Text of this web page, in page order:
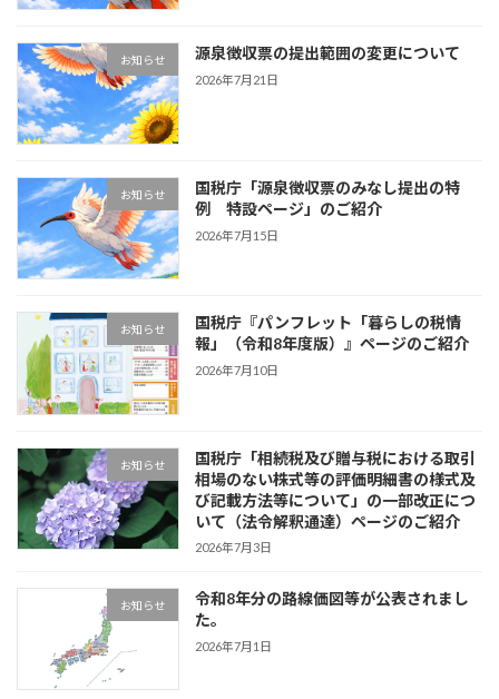
お知らせ 源泉徴収票の提出範囲の変更について
2026年7月21日
お知らせ
国税庁「源泉徴収票のみなし提出の特
例 特設ページ」のご紹介
2026年7月15日
お知らせ
国税庁『パンフレット「暮らしの税情
報」（令和8年度版）』ページのご紹介
2026年7月10日
お知らせ
国税庁「相続税及び贈与税における取引
相場のない株式等の評価明細書の様式及
び記載方法等について」の一部改正につ
いて（法令解釈通達）ページのご紹介
2026年7月3日
お知らせ
令和8年分の路線価図等が公表されまし
た。
2026年7月1日